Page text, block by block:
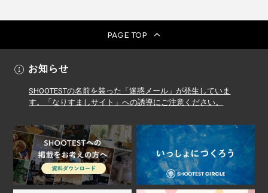
PAGE TOP
お知らせ
SHOOTESTの名前を装った「迷惑メール」が発生していま
す。「なりすましサイト」への誘導にご注意ください。